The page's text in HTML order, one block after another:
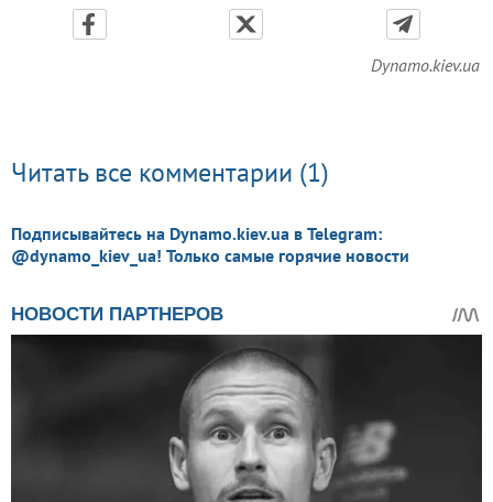
Dynamo.kiev.ua
Читать все комментарии (1)
Подписывайтесь на Dynamo.kiev.ua в Telegram:
@dynamo_kiev_ua! Только самые горячие новости